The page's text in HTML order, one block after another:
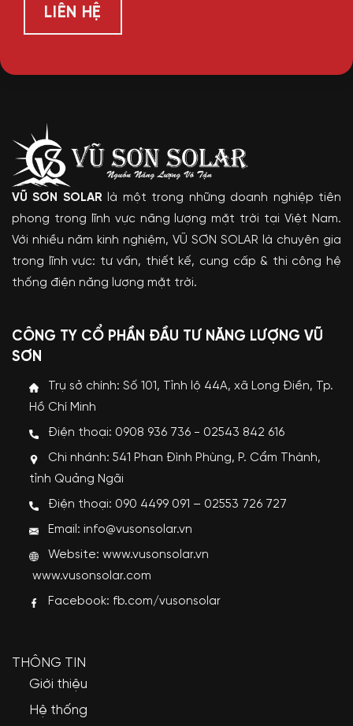
LIÊN HỆ
VŨ SƠN SOLAR là một trong những doanh nghiệp tiên
phong trong lĩnh vực năng lượng mặt trời tại Việt Nam.
Với nhiều năm kinh nghiệm, VŨ SƠN SOLAR là chuyên gia
trong lĩnh vực: tư vấn, thiết kế, cung cấp & thi công hệ
thống điện năng lượng mặt trời.
CÔNG TY CỔ PHẦN ĐẦU TƯ NĂNG LƯỢNG VŨ
SƠN
Trụ sở chính: Số 101, Tỉnh lộ 44A, xã Long Điền, Tp.
Hồ Chí Minh
Điện thoại: 0908 936 736 - 02543 842 616
Chi nhánh: 541 Phan Đình Phùng, P. Cẩm Thành,
tỉnh Quảng Ngãi
Điện thoại: 090 4499 091 – 02553 726 727
Email: info@vusonsolar.vn
Website:www.vusonsolar.vn
www.vusonsolar.com
Facebook: fb.com/vusonsolar
THÔNG TIN
Giới thiệu
Hệ thống